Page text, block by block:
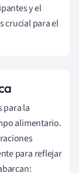
y el
crucial para el
para la
alimentario.
para reflejar